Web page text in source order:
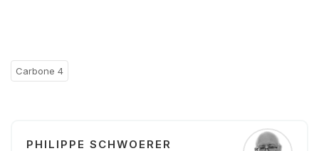
Carbone 4
PHILIPPE SCHWOERER